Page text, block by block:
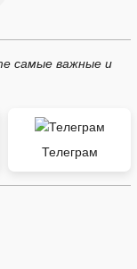
самые важные и
Телеграм